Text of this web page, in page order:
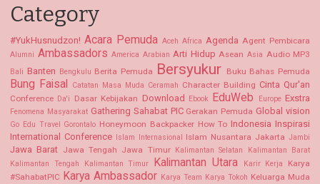
Category
#YukHusnudzon! Acara Pemuda Aceh Africa Agenda Agent Pembicara
Alumni Ambassadors America Arabian Arti Hidup Asean Asia Audio MP3
Bali Banten Bengkulu Berita Pemuda Bersyukur Buku Bahas Pemuda
Bung Faisal Catatan Masa Muda Ceramah Character Building Cinta Qur'an
Conference Da'i Dasar Kebijakan Download Ebook EduWeb Europe Exstra
Fenomena Masyarakat Gathering Sahabat PIC Gerakan Pemuda Global vision
Go Edu Travel Gorontalo Honeymoon Backpacker How To Indonesia Inspirasi
International Conference Islam Internasional Islam Nusantara Jakarta Jambi
Jawa Barat Jawa Tengah Jawa Timur Kalimantan Selatan Kalimantan Barat
Kalimantan Tengah
Kalimantan Timur Kalimantan Utara Karir Kerja
Karya
#SahabatPIC Karya Ambassador Karya Team Karya Tokoh Keluarga Muda